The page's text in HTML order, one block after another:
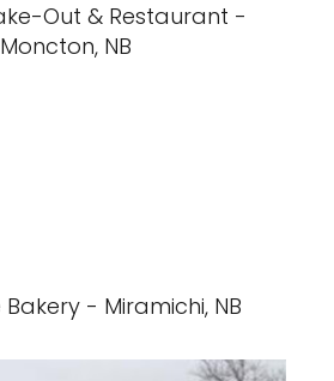
Out & Restaurant -
Moncton, NB
- Miramichi, NB